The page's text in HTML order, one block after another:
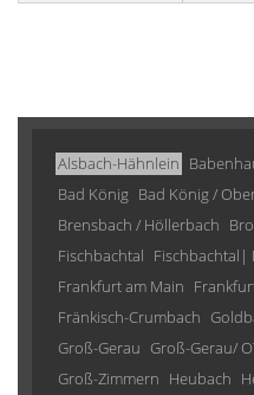
Alsbach-Hähnlein
Bad König Bad König /
Brensbach / Höllerbach
Fischbachtal Fischbachtal|
Frankfurt am Main
Fränkisch-Crumbach
Groß-Gerau Groß-Gerau/
Groß-Zimmern Heubach